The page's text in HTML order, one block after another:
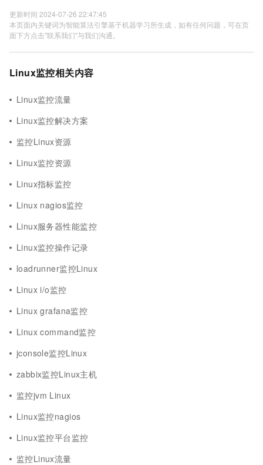
更新时间 2024-07-26 22:47:45
本页面内关键词为智能算法引擎基于机器学习所生成，如有任何问题，可在页
面下方点击"联系我们"与我们沟通。
Linux监控相关内容
Linux监控流量
Linux监控解决方案
监控Linux资源
Linux监控资源
Linux指标监控
Linux nagios监控
Linux服务器性能监控
Linux监控操作记录
loadrunner监控Linux
Linux i/o监控
Linux grafana监控
Linux command监控
jconsole监控Linux
zabbix监控Linux主机
监控jvm Linux
Linux监控nagios
Linux监控平台监控
监控Linux流量